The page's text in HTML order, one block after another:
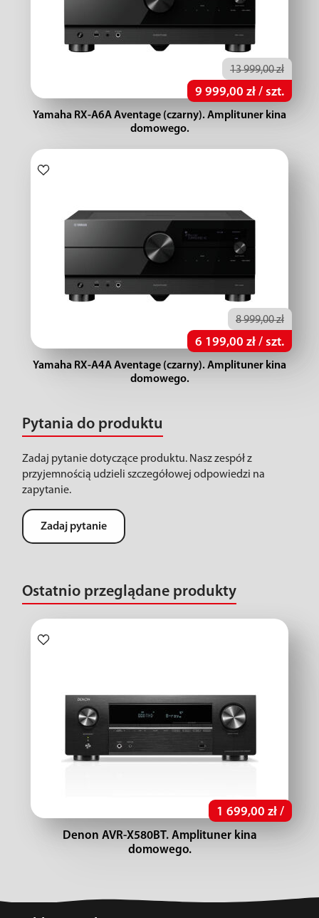
13 999,00 zł
9 999,00 zł / szt.
Yamaha RX-A6A Aventage (czarny). Amplituner kina
domowego.
8 999,00 zł
6 199,00 zł / szt.
Yamaha RX-A4A Aventage (czarny). Amplituner kina
domowego.
Pytania do produktu
Zadaj pytanie dotyczące produktu. Nasz zespół z
przyjemnością udzieli szczegółowej odpowiedzi na
zapytanie.
Zadaj pytanie
Ostatnio przeglądane produkty
1 699,00 zł /
Denon AVR-X580BT. Amplituner kina
domowego.